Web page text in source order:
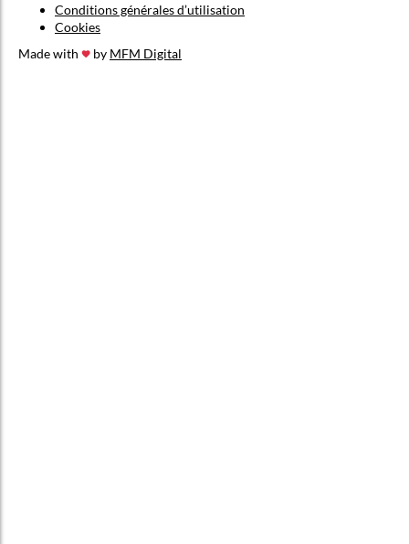
Conditions générales d’utilisation
Cookies
Made with
by MFM Digital